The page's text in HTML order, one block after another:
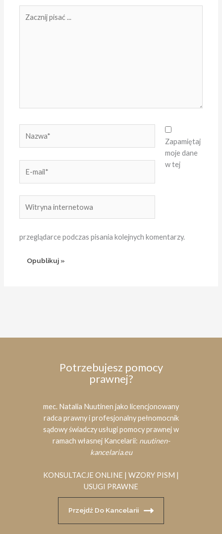
pisać
mail*
internetowa
Zapamiętaj
moje dane
w tej
przeglądarce podczas pisania kolejnych komentarzy.
Potrzebujesz pomocy
prawnej?
mec. Natalia Nuutinen jako licencjonowany
radca prawny i profesjonalny pełnomocnik
sądowy świadczy usługi pomocy prawnej w
ramach własnej Kancelarii: nuutinen-
kancelaria.eu
KONSULTACJE ONLINE | WZORY PISM |
USUGI PRAWNE
Przejdź Do Kancelarii